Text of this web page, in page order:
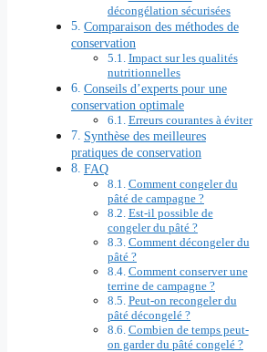
décongélation sécurisées
Comparaison des méthodes de
conservation
Impact sur les qualités
nutritionnelles
Conseils d’experts pour une
conservation optimale
Erreurs courantes à éviter
Synthèse des meilleures
pratiques de conservation
FAQ
Comment congeler du
pâté de campagne ?
Est-il possible de
congeler du pâté ?
Comment décongeler du
pâté ?
Comment conserver une
terrine de campagne ?
Peut-on recongeler du
pâté décongelé ?
Combien de temps peut-
on garder du pâté congelé ?